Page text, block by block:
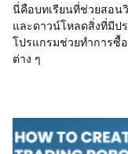
นี่คือบทเรียนที่ช่วยสอ
และดาวน์โหลดสิ่งที่มีป
โปรแกรมช่วยทำการซื้
ต่าง ๆ